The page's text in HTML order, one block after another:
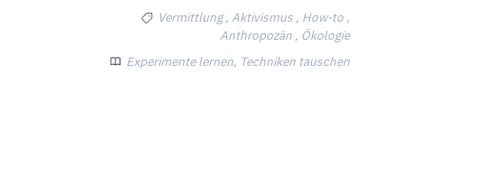
Vermittlung , Aktivismus , How-to ,
Anthropozän , Ökologie
Experimente lernen, Techniken tauschen